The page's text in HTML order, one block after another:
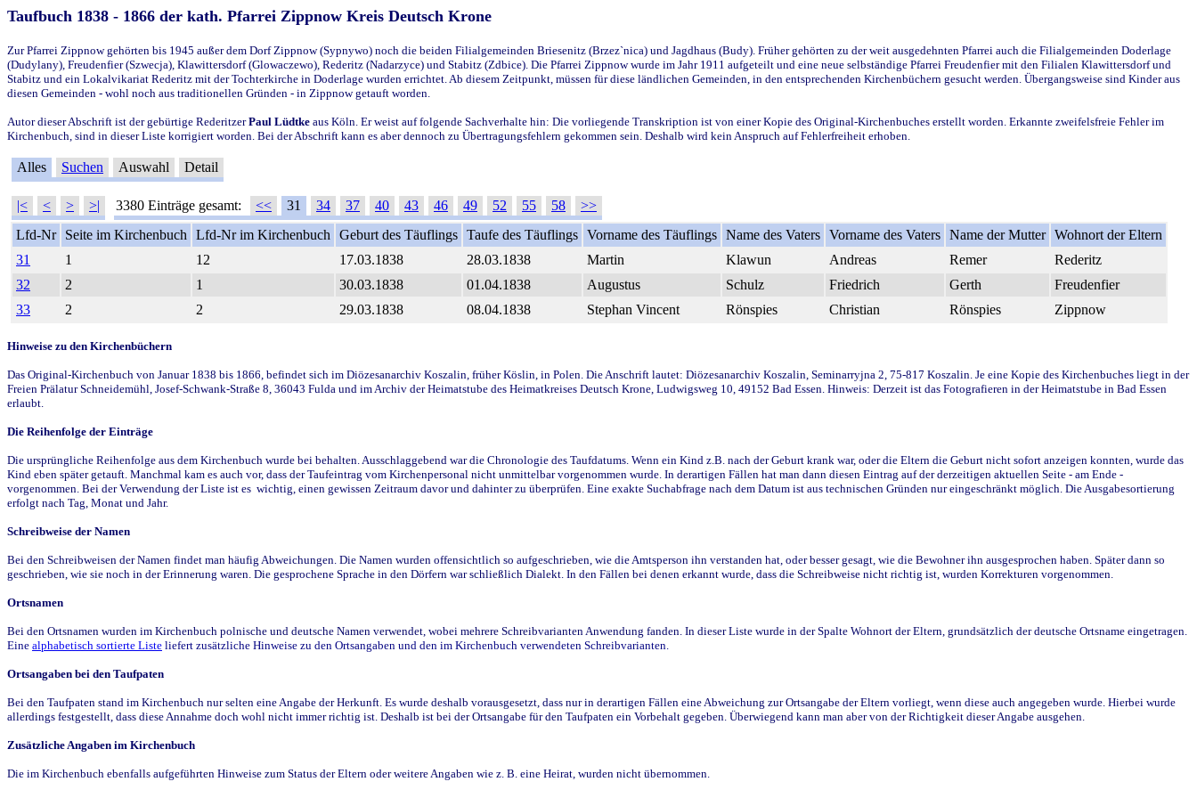
Taufbuch 1838 - 1866 der kath. Pfarrei Zippnow Kreis Deutsch Krone
Zur Pfarrei Zippnow gehörten bis 1945 außer dem Dorf Zippnow (Sypnywo) noch die beiden Filialgemeinden Briesenitz (Brzez`nica) und Jagdhaus (Budy). Früher gehörten zu der weit ausgedehnten Pfarrei auch die Filialgemeinden Doderlage
(Dudylany), Freudenfier (Szwecja), Klawittersdorf (Glowaczewo), Rederitz (Nadarzyce) und Stabitz (Zdbice). Die Pfarrei Zippnow wurde im Jahr 1911 aufgeteilt und eine neue selbständige Pfarrei Freudenfier mit den Filialen Klawittersdorf und
Stabitz und ein Lokalvikariat Rederitz mit der Tochterkirche in Doderlage wurden errichtet. Ab diesem Zeitpunkt, müssen für diese ländlichen Gemeinden, in den entsprechenden Kirchenbüchern gesucht werden. Übergangsweise sind Kinder aus
diesen Gemeinden - wohl noch aus traditionellen Gründen - in Zippnow getauft worden.
Autor dieser Abschrift ist der gebürtige RederitzerPaul Lüdtke aus Köln. Er weist auf folgende Sachverhalte hin: Die vorliegende Transkription ist von einer Kopie des Original-Kirchenbuches erstellt worden. Erkannte zweifelsfreie Fehler im
Kirchenbuch, sind in dieser Liste korrigiert worden. Bei der Abschrift kann es aber dennoch zu Übertragungsfehlern gekommen sein. Deshalb wird kein Anspruch auf Fehlerfreiheit erhoben.
Alles Suchen Auswahl Detail
|< < > >| 3380 Einträge gesamt: << 31 34 37 40 43 46 49 52 55 58
>>
Lfd-Nr
Seite im Kirchenbuch Lfd-Nr im Kirchenbuch Geburt des Täuflings Taufe des Täuflings Vorname des Täuflings Name des Vaters Vorname des Vaters Name der Mutter Wohnort der Eltern
31
1 12 17.03.1838 28.03.1838 Martin Klawun Andreas Remer
Rederitz
32
2 1 30.03.1838 01.04.1838 Augustus Schulz Friedrich Gerth
Freudenfier
33
2 2 29.03.1838 08.04.1838 Stephan Vincent Rönspies Christian Rönspies Zippnow
Hinweise zu den Kirchenbüchern
Das Original-Kirchenbuch von Januar 1838 bis 1866, befindet sich im Diözesanarchiv Koszalin, früher Köslin, in Polen. Die Anschrift lautet: Diözesanarchiv Koszalin, Seminarryjna 2, 75-817 Koszalin. Je eine Kopie des Kirchenbuches liegt in der
Freien Prälatur Schneidemühl, Josef-Schwank-Straße 8, 36043 Fulda und im Archiv der Heimatstube des Heimatkreises Deutsch Krone, Ludwigsweg 10, 49152 Bad Essen. Hinweis: Derzeit ist das Fotografieren in der Heimatstube in Bad Essen
erlaubt.
Die Reihenfolge der Einträge
Die ursprüngliche Reihenfolge aus dem Kirchenbuch wurde bei behalten. Ausschlaggebend war die Chronologie des Taufdatums. Wenn ein Kind z.B. nach der Geburt krank war, oder die Eltern die Geburt nicht sofort anzeigen konnten, wurde das
Kind eben später getauft. Manchmal kam es auch vor, dass der Taufeintrag vom Kirchenpersonal nicht unmittelbar vorgenommen wurde. In derartigen Fällen hat man dann diesen Eintrag auf der derzeitigen aktuellen Seite - am Ende -
vorgenommen. Bei der Verwendung der Liste ist es wichtig, einen gewissen Zeitraum davor und dahinter zu überprüfen. Eine exakte Suchabfrage nach dem Datum ist aus technischen Gründen nur eingeschränkt möglich. Die Ausgabesortierung
erfolgt nach Tag, Monat und Jahr.
Schreibweise der Namen
Bei den Schreibweisen der Namen findet man häufig Abweichungen. Die Namen wurden offensichtlich so aufgeschrieben, wie die Amtsperson ihn verstanden hat, oder besser gesagt, wie die Bewohner ihn ausgesprochen haben. Später dann so
geschrieben, wie sie noch in der Erinnerung waren. Die gesprochene Sprache in den Dörfern war schließlich Dialekt. In den Fällen bei denen erkannt wurde, dass die Schreibweise nicht richtig ist, wurden Korrekturen vorgenommen.
Ortsnamen
Bei den Ortsnamen wurden im Kirchenbuch polnische und deutsche Namen verwendet, wobei mehrere Schreibvarianten Anwendung fanden. In dieser Liste wurde in der Spalte Wohnort der Eltern, grundsätzlich der deutsche Ortsname eingetragen.
Eine alphabetisch sortierte Liste liefert zusätzliche Hinweise zu den Ortsangaben und den im Kirchenbuch verwendeten Schreibvarianten.
Ortsangaben bei den Taufpaten
Bei den Taufpaten stand im Kirchenbuch nur selten eine Angabe der Herkunft. Es wurde deshalb vorausgesetzt, dass nur in derartigen Fällen eine Abweichung zur Ortsangabe der Eltern vorliegt, wenn diese auch angegeben wurde. Hierbei wurde
allerdings festgestellt, dass diese Annahme doch wohl nicht immer richtig ist. Deshalb ist bei der Ortsangabe für den Taufpaten ein Vorbehalt gegeben. Überwiegend kann man aber von der Richtigkeit dieser Angabe ausgehen.
Zusätzliche Angaben im Kirchenbuch
Die im Kirchenbuch ebenfalls aufgeführten Hinweise zum Status der Eltern oder weitere Angaben wie z. B. eine Heirat, wurden nicht übernommen.